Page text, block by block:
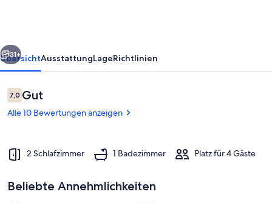
in
Bergheim
Zimmer
Weiter
31+
ÜbersichtAusstattungLageRichtlinien
Bewertungen
7,07,0 von 10.
Gut
Alle 10 Bewertungen anzeigen
2 Schlafzimmer 1 Badezimmer Platz für 4 Gäste
Beliebte Annehmlichkeiten